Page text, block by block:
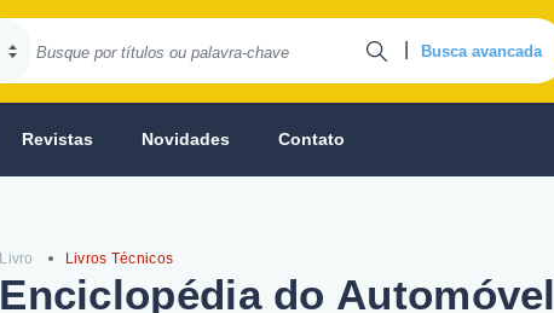
Busca avancada
Revistas Novidades Contato
Livro Livros Técnicos
Enciclopédia do Automóvel